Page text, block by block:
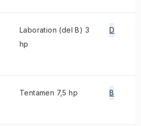
Laboration (del B) 3
hp
D
Tentamen 7,5 hp B